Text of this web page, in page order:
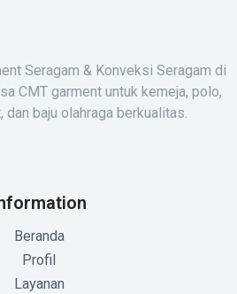
Seragam & Konveksi Seragam di
CMT garment untuk kemeja, polo,
dan baju olahraga berkualitas.
Beranda
Profil
Layanan